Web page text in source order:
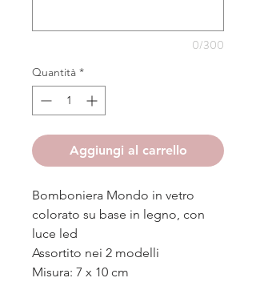
0/300
Quantità *
Aggiungi al carrello
Bomboniera Mondo in vetro
colorato su base in legno, con
luce led
Assortito nei 2 modelli
Misura: 7 x 10 cm